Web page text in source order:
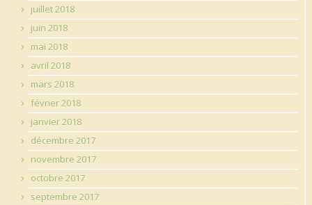
juillet 2018
juin 2018
mai 2018
avril 2018
mars 2018
février 2018
janvier 2018
décembre 2017
novembre 2017
octobre 2017
septembre 2017